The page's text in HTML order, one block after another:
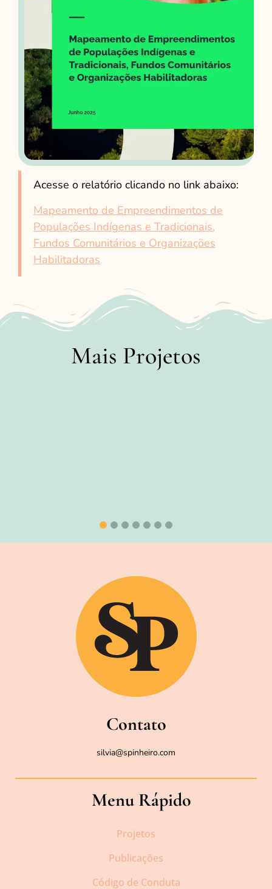
Acesse o relatório clicando no link abaixo:
Mapeamento de Empreendimentos de
Populações Indígenas e Tradicionais,
Fundos Comunitários e Organizações
Habilitadoras
Mais Projetos
Contato
silvia@spinheiro.com
Menu Rápido
Projetos
Publicações
Código de Conduta